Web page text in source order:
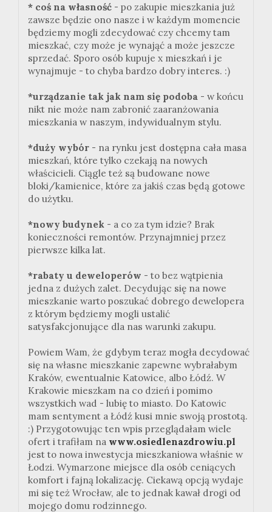
* coś na własność - po zakupie mieszkania już
zawsze będzie ono nasze i w każdym momencie
będziemy mogli zdecydować czy chcemy tam
mieszkać, czy może je wynająć a może jeszcze
sprzedać. Sporo osób kupuje x mieszkań i je
wynajmuje - to chyba bardzo dobry interes. :)
*urządzanie tak jak nam się podoba - w końcu
nikt nie może nam zabronić zaaranżowania
mieszkania w naszym, indywidualnym stylu.
*duży wybór - na rynku jest dostępna cała masa
mieszkań, które tylko czekają na nowych
właścicieli. Ciągle też są budowane nowe
bloki/kamienice, które za jakiś czas będą gotowe
do użytku.
*nowy budynek - a co za tym idzie? Brak
konieczności remontów. Przynajmniej przez
pierwsze kilka lat.
*rabaty u deweloperów - to bez wątpienia
jedna z dużych zalet. Decydując się na nowe
mieszkanie warto poszukać dobrego dewelopera
z którym będziemy mogli ustalić
satysfakcjonujące dla nas warunki zakupu.
Powiem Wam, że gdybym teraz mogła decydować
się na własne mieszkanie zapewne wybrałabym
Kraków, ewentualnie Katowice, albo Łódź. W
Krakowie mieszkam na co dzień i pomimo
wszystkich wad - lubię to miasto. Do Katowic
mam sentyment a Łódź kusi mnie swoją prostotą.
:) Przygotowując ten wpis przeglądałam wiele
ofert i trafiłam na www.osiedlenazdrowiu.pl
jest to nowa inwestycja mieszkaniowa właśnie w
Łodzi. Wymarzone miejsce dla osób ceniących
komfort i fajną lokalizację. Ciekawą opcją wydaje
mi się też Wrocław, ale to jednak kawał drogi od
mojego domu rodzinnego.